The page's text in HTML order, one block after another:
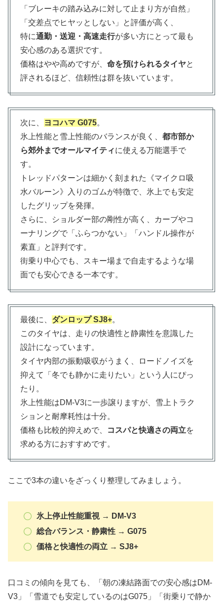
「ブレーキの踏み込みに対して止まり方が自然」
「交差点でヒヤッとしない」と評価が高く、
特に通勤・送迎・高速走行が多い方にとって最も
安心感のある選択です。
価格はやや高めですが、 命を預けられるタイヤと
評されるほど、信頼性は群を抜いています。
次に、 ヨコハマ G075。
氷上性能と雪上性能のバランスが良く、 都市部か
ら郊外までオールマイティに使える万能選手で
す。
トレッドパターンは細かく刻まれた《マイクロ吸
水バルーン》入りのゴムが特徴で、氷上でも安定
したグリップを発揮。
さらに、ショルダー部の剛性が高く、カーブやコ
ーナリングで「ふらつかない」「ハンドル操作が
素直」と評判です。
街乗り中心でも、スキー場まで自走するような場
面でも安心できる一本です。
最後に、 ダンロップ SJ8+。
このタイヤは、走りの快適性と静粛性を意識した
設計になっています。
タイヤ内部の振動吸収がうまく、ロードノイズを
抑えて「冬でも静かに走りたい」という人にぴっ
たり。
氷上性能はDM-V3に一歩譲りますが、雪上トラク
ションと耐摩耗性は十分。
価格も比較的抑えめで、
コスパと快適さの両立を
求める方におすすめです。
ここで3本の違いをざっくり整理してみましょう。
氷上停止性能重視 → DM-V3
総合バランス・静粛性 → G075
価格と快適性の両立 → SJ8+
口コミの傾向を見ても、「朝の凍結路面での安心感はDM-
V3」「雪道でも安定しているのはG075」「街乗りで静か